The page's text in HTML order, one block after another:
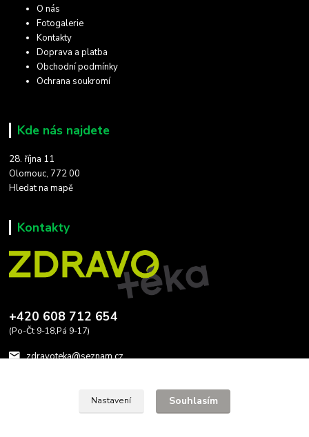
O nás
Fotogalerie
Kontakty
Doprava a platba
Obchodní podmínky
Ochrana soukromí
Kde nás najdete
28. října 11
Olomouc, 772 00
Hledat na mapě
Kontakty
+420 608 712 654
(Po-Čt 9-18,Pá 9-17)
zdravoteka@seznam.cz
Nastavení Souhlasím